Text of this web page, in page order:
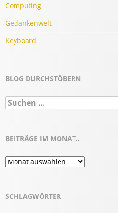
Computing
Gedankenwelt
Keyboard
BLOG DURCHSTÖBERN
Suchen
nach:
BEITRÄGE IM MONAT..
Beiträge
im
SCHLAGWÖRTER